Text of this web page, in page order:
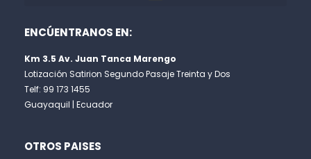
ENCÚENTRANOS EN:
Km 3.5 Av. Juan Tanca Marengo
Lotización Satirion Segundo Pasaje Treinta y Dos
Telf: 99 173 1455
Guayaquil | Ecuador
OTROS PAISES